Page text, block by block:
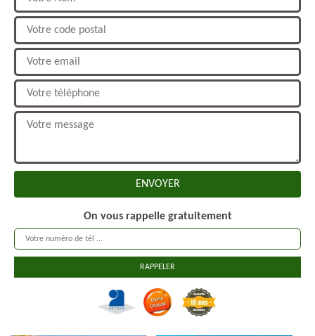
On vous rappelle gratuitement